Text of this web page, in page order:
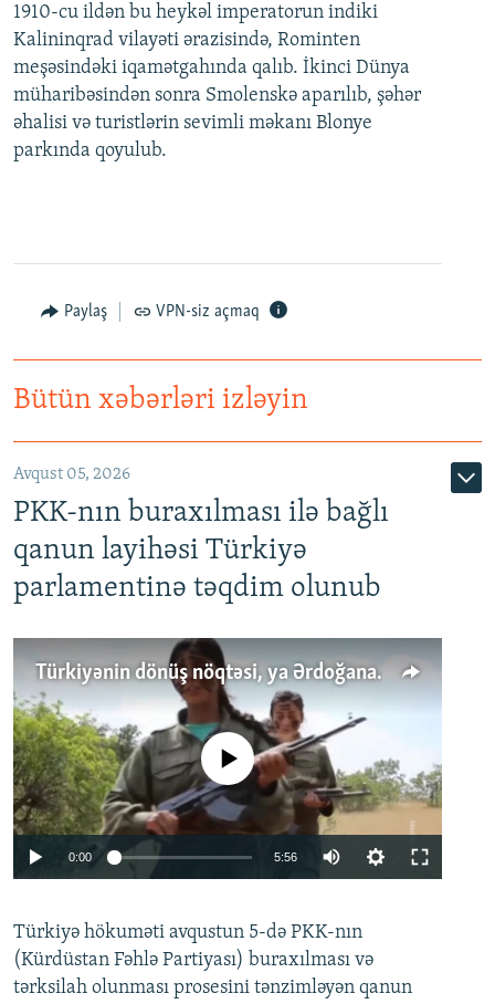
1910-cu ildən bu heykəl imperatorun indiki
Kalininqrad vilayəti ərazisində, Rominten
meşəsindəki iqamətgahında qalıb. İkinci Dünya
müharibəsindən sonra Smolenskə aparılıb, şəhər
əhalisi və turistlərin sevimli məkanı Blonye
parkında qoyulub.
Paylaş VPN-siz açmaq
Bütün xəbərləri izləyin
Avqust 05, 2026
PKK-nın buraxılması ilə bağlı
qanun layihəsi Türkiyə
parlamentinə təqdim olunub
Türkiyənin dönüş nöqtəsi, ya Ərdoğana üçüncü şans: PKK ilə qəfil barışıq nə deməkdir?
Auto 240p 360p 480p
No media source currently available
0:00 5:56
360p
480p
Türkiyə hökuməti avqustun 5-də PKK-nın
(Kürdüstan Fəhlə Partiyası) buraxılması və
tərksilah olunması prosesini tənzimləyən qanun